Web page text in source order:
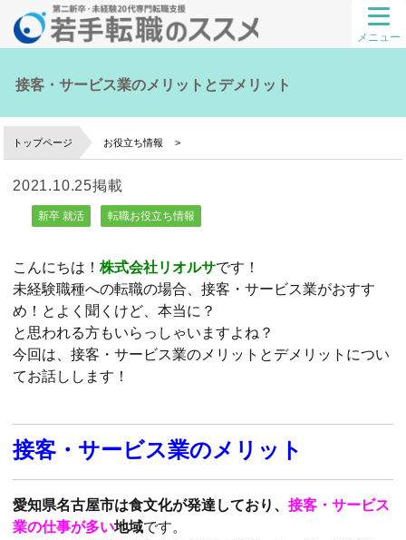
メニュー
接客・サービス業のメリットとデメリット
トップページ お役立ち情報
2021.10.25掲載
新卒 就活 転職お役立ち情報
こんにちは！ 株式会社リオルサです！
未経験職種への転職の場合、接客・サービス業がおすす
め！とよく聞くけど、本当に？
と思われる方もいらっしゃいますよね？
今回は、接客・サービス業のメリットとデメリットについ
てお話しします！
接客・サービス業のメリット
愛知県名古屋市は食文化が発達しており、 接客・サービス
業の仕事が多い地域です。